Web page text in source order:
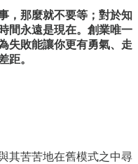
，那麼就不要等；對於知
間永遠是現在。創業唯一
失敗能讓你更有勇氣、走
距。
其苦苦地在舊模式之中尋